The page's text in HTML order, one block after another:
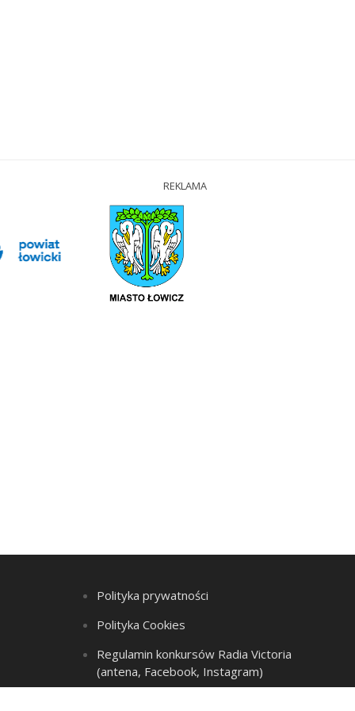
REKLAMA
Polityka prywatności
Polityka Cookies
Regulamin konkursów Radia Victoria
(antena, Facebook, Instagram)